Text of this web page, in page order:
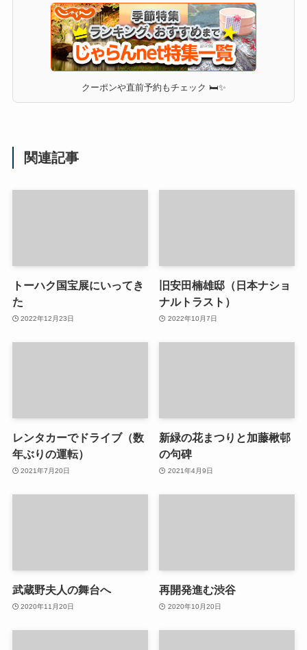
クーポンや直前予約もチェック 🛏✨
関連記事
トーハク国宝展にいってき
た
2022年12月23日
旧安田楠雄邸（日本ナショ
ナルトラスト）
2022年10月7日
レンタカーでドライブ（数
年ぶりの運転）
2021年7月20日
新緑の花まつりと加藤楸邨
の句碑
2021年4月9日
武蔵野夫人の舞台へ
2020年11月20日
再開発進む渋谷
2020年10月20日